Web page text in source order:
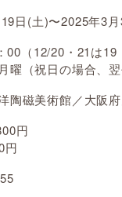
日(土)〜2025年3
00（12/20・21は
曜（祝日の場合、
陶磁美術館／大阪
円
円